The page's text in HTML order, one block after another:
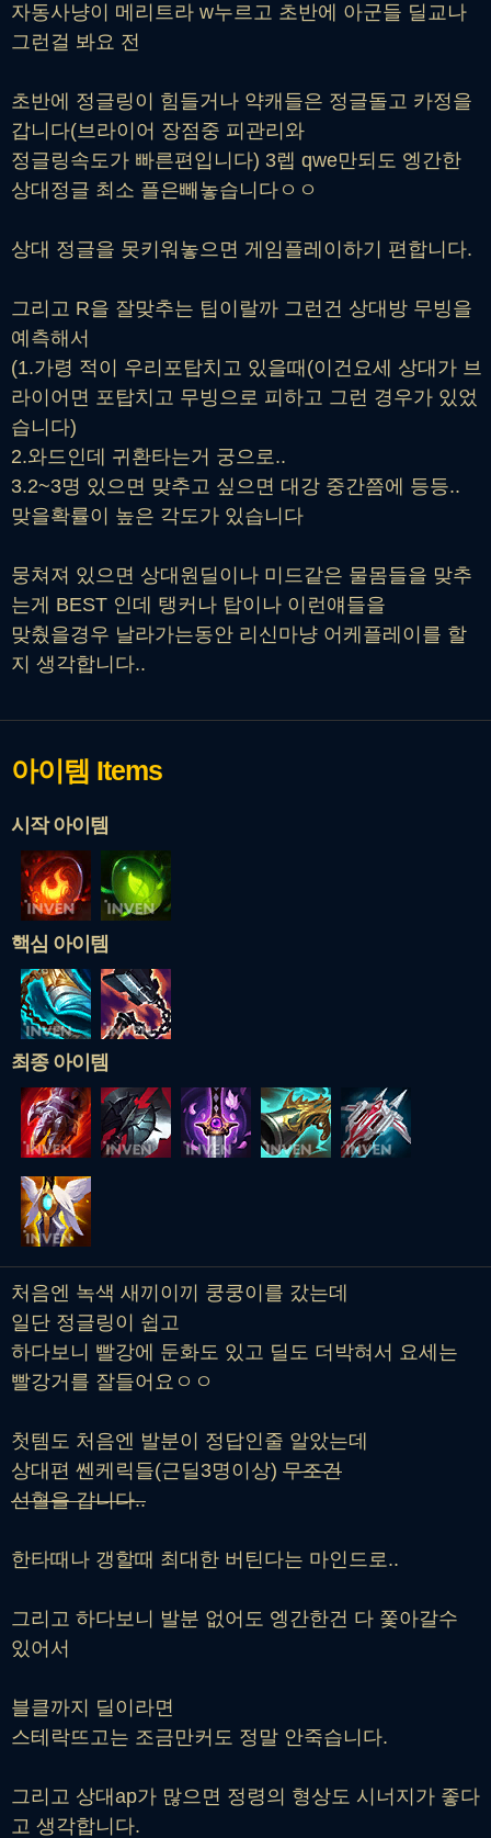
자동사냥이 메리트라 w누르고 초반에 아군들 딜교나
그런걸 봐요 전
초반에 정글링이 힘들거나 약캐들은 정글돌고 카정을
갑니다(브라이어 장점중 피관리와
정글링속도가 빠른편입니다) 3렙 qwe만되도 엥간한
상대정글 최소 플은빼놓습니다ㅇㅇ
상대 정글을 못키워놓으면 게임플레이하기 편합니다.
그리고 R을 잘맞추는 팁이랄까 그런건 상대방 무빙을
예측해서
(1.가령 적이 우리포탑치고 있을때(이건요세 상대가 브
라이어면 포탑치고 무빙으로 피하고 그런 경우가 있었
습니다)
2.와드인데 귀환타는거 궁으로..
3.2~3명 있으면 맞추고 싶으면 대강 중간쯤에 등등..
맞을확률이 높은 각도가 있습니다
뭉쳐져 있으면 상대원딜이나 미드같은 물몸들을 맞추
는게 BEST 인데 탱커나 탑이나 이런얘들을
맞췄을경우 날라가는동안 리신마냥 어케플레이를 할
지 생각합니다..
아이템 Items
시작 아이템
핵심 아이템
최종 아이템
처음엔 녹색 새끼이끼 쿵쿵이를 갔는데
일단 정글링이 쉽고
하다보니 빨강에 둔화도 있고 딜도 더박혀서 요세는
빨강거를 잘들어요ㅇㅇ
첫템도 처음엔 발분이 정답인줄 알았는데
상대편 쎈케릭들(근딜3명이상) 무조건
선혈을 갑니다..
한타때나 갱할때 최대한 버틴다는 마인드로..
그리고 하다보니 발분 없어도 엥간한건 다 쫓아갈수
있어서
블클까지 딜이라면
스테락뜨고는 조금만커도 정말 안죽습니다.
그리고 상대ap가 많으면 정령의 형상도 시너지가 좋다
고 생각합니다.